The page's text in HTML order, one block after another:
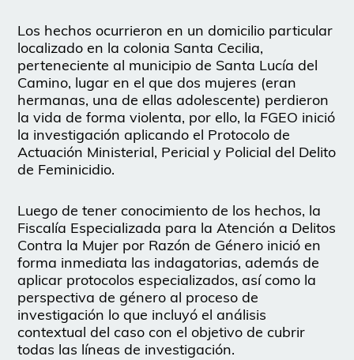
Los hechos ocurrieron en un domicilio particular
localizado en la colonia Santa Cecilia,
perteneciente al municipio de Santa Lucía del
Camino, lugar en el que dos mujeres (eran
hermanas, una de ellas adolescente) perdieron
la vida de forma violenta, por ello, la FGEO inició
la investigación aplicando el Protocolo de
Actuación Ministerial, Pericial y Policial del Delito
de Feminicidio.
Luego de tener conocimiento de los hechos, la
Fiscalía Especializada para la Atención a Delitos
Contra la Mujer por Razón de Género inició en
forma inmediata las indagatorias, además de
aplicar protocolos especializados, así como la
perspectiva de género al proceso de
investigación lo que incluyó el análisis
contextual del caso con el objetivo de cubrir
todas las líneas de investigación.